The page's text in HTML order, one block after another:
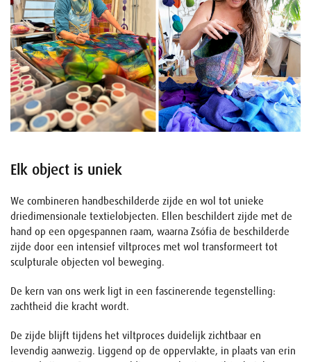
Elk object is uniek
We combineren handbeschilderde zijde en wol tot unieke
driedimensionale textielobjecten. Ellen beschildert zijde met de
hand op een opgespannen raam, waarna Zsófia de beschilderde
zijde door een intensief viltproces met wol transformeert tot
sculpturale objecten vol beweging.
De kern van ons werk ligt in een fascinerende tegenstelling:
zachtheid die kracht wordt.
De zijde blijft tijdens het viltproces duidelijk zichtbaar en
levendig aanwezig. Liggend op de oppervlakte, in plaats van erin